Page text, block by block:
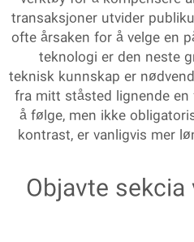
transaksjoner utvider
ofte årsaken for å velge en
teknologi er den neste
teknisk kunnskap er
fra mitt ståsted lignende
å følge, men ikke
kontrast, er vanligvis mer
Objavte